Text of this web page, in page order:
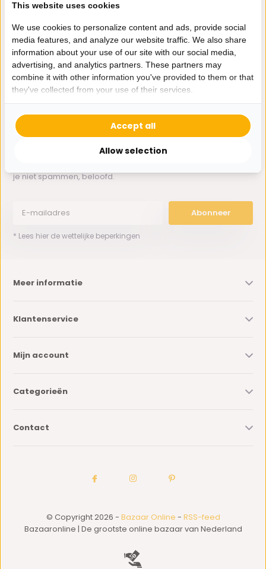
Wij zitten voor je klaar.
Whatsapp ons
0162-231130
klantenservice@bazaaronline.nl
je niet spammen, beloofd.
Abonneer
* Lees hier de wettelijke beperkingen
Meer informatie
Klantenservice
Mijn account
Categorieën
Contact
© Copyright 2026 - Bazaar Online - RSS-feed
Bazaaronline | De grootste online bazaar van Nederland
This website uses cookies
We use cookies to personalize content and ads, provide social
media features, and analyze our website traffic. We also share
information about your use of our site with our social media,
advertising, and analytics partners. These partners may
combine it with other information you've provided to them or that
they've collected from your use of their services.
Allow selection
Accept all